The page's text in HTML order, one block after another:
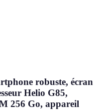
robuste, écran
Helio G85,
256 Go, appareil